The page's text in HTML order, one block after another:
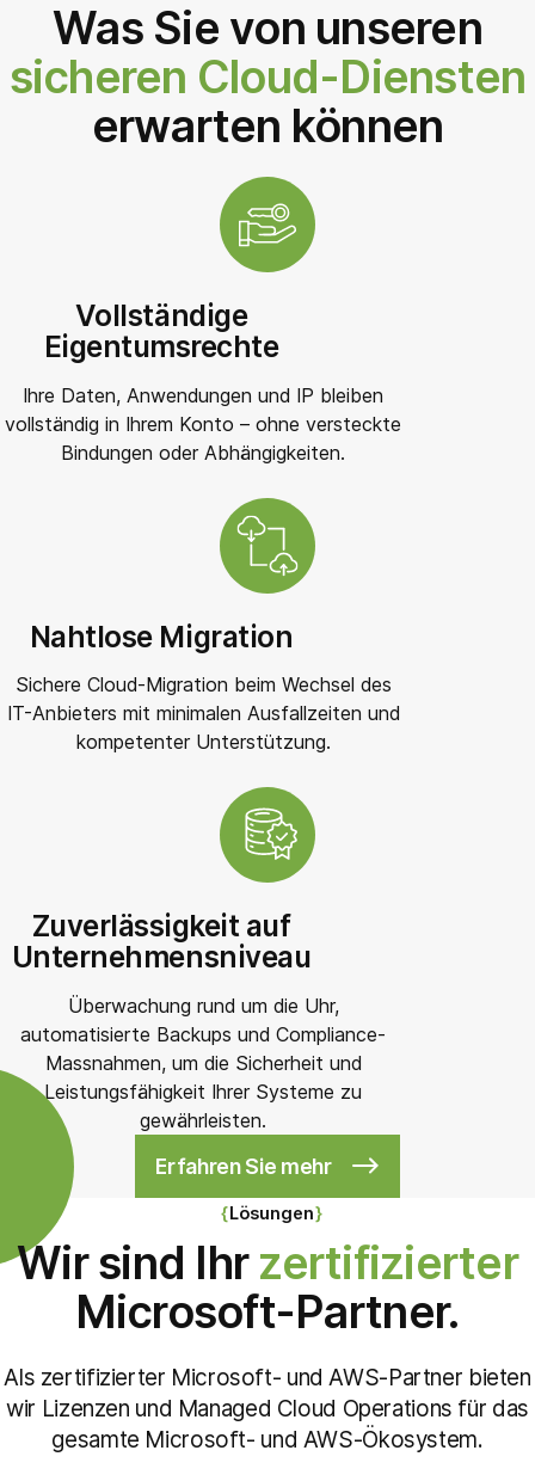
Was Sie von unseren
sicheren Cloud-Diensten
erwarten können
Vollständige
Eigentumsrechte
Ihre Daten, Anwendungen und IP bleiben
vollständig in Ihrem Konto – ohne versteckte
Bindungen oder Abhängigkeiten.
Nahtlose Migration
Sichere Cloud-Migration beim Wechsel des
IT-Anbieters mit minimalen Ausfallzeiten und
kompetenter Unterstützung.
Zuverlässigkeit auf
Unternehmensniveau
Überwachung rund um die Uhr,
automatisierte Backups und Compliance-
Massnahmen, um die Sicherheit und
Leistungsfähigkeit Ihrer Systeme zu
gewährleisten.
Erfahren Sie mehr
Lösungen
Wir sind Ihr zertifizierter
Microsoft-Partner.
Als zertifizierter Microsoft- und AWS-Partner bieten
wir Lizenzen und Managed Cloud Operations für das
gesamte Microsoft- und AWS-Ökosystem.